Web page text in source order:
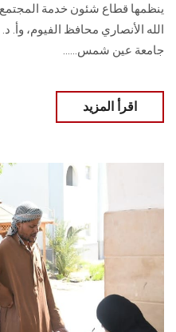
ينظمها قطاع شئون خدمة المجتمع
الله الأنصاري محافظ الفيوم، وأ.
جامعة عين شمس......
اقرأ المزيد